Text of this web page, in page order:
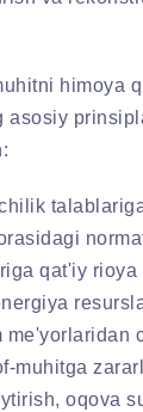
himoya
asosiy
qat'iy rioya
me'yorlaridan
muhitga
oqova